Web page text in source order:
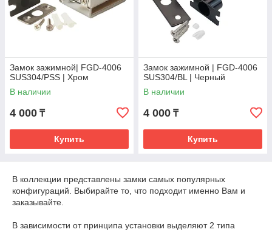
Замок зажимной| FGD-4006
SUS304/PSS | Хром
В наличии
4 000 ₸
Купить
Замок зажимной | FGD-4006
SUS304/BL | Черный
В наличии
4 000 ₸
Купить
В коллекции представлены замки самых популярных
конфигураций. Выбирайте то, что подходит именно Вам и
заказывайте.
В зависимости от принципа установки выделяют 2 типа